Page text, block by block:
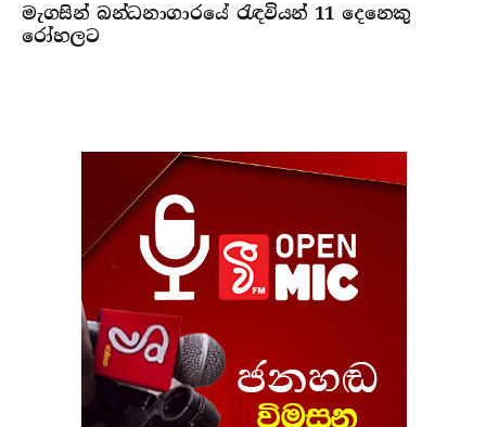
මැගසින් බන්ධනාගාරයේ රැඳවියන් 11 දෙනෙකු
රෝහලට